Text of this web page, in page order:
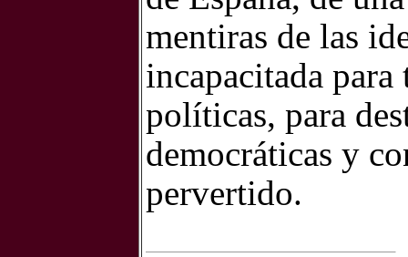
mentiras de las
incapacitada
políticas, para
democráticas y
pervertido.